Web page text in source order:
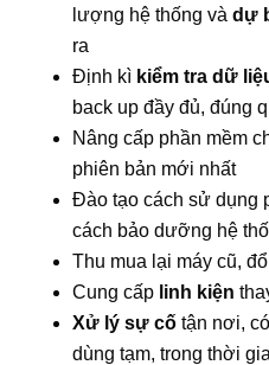
lượng hệ thống và dự
ra
Định kì kiểm tra dữ
back up đầy đủ, đúng
Nâng cấp phần mềm
phiên bản mới nhất
Đào tạo cách sử dụng
cách bảo dưỡng hệ
Thu mua lại máy cũ,
Cung cấplinh kiện
Xử lý sự cốtận nơi,
dùng tạm, trong thời